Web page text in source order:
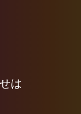
は